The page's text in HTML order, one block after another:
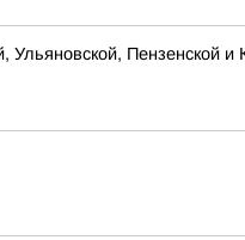
Пензенской